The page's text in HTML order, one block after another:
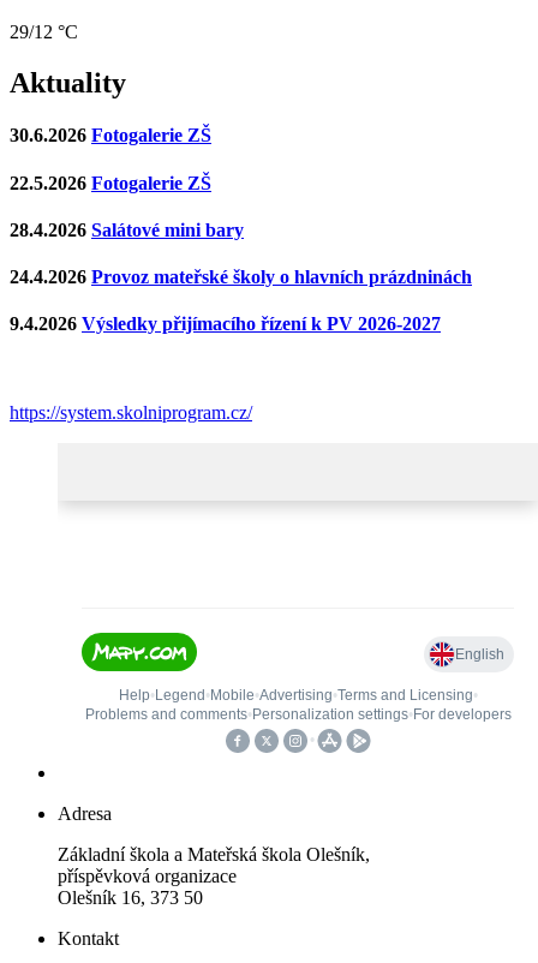
29/12 °C
Aktuality
30.6.2026 Fotogalerie ZŠ
22.5.2026 Fotogalerie ZŠ
28.4.2026 Salátové mini bary
24.4.2026 Provoz mateřské školy o hlavních prázdninách
9.4.2026 Výsledky přijímacího řízení k PV 2026-2027
https://system.skolniprogram.cz/
Adresa
Základní škola a Mateřská škola Olešník,
příspěvková organizace
Olešník 16, 373 50
Kontakt